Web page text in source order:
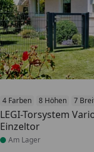
4 Farben 8 Höhen 7
LEGI-Torsystem
Einzeltor
Produkt am Lager
Am Lager